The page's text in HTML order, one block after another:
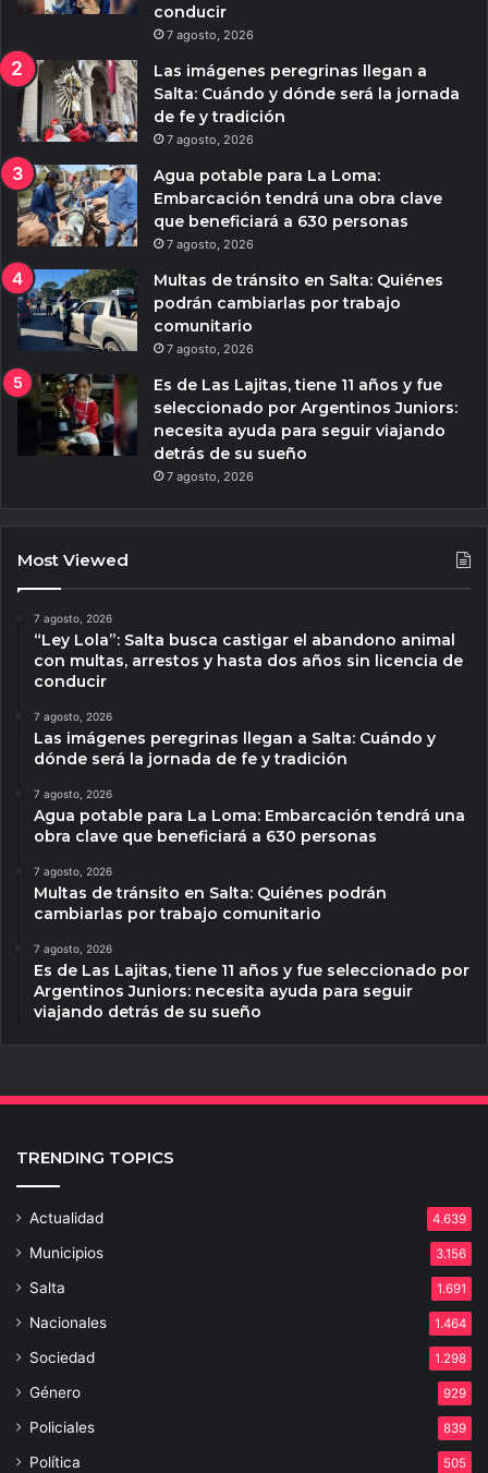
conducir
7 agosto, 2026
Las imágenes peregrinas llegan a
Salta: Cuándo y dónde será la jornada
de fe y tradición
7 agosto, 2026
Agua potable para La Loma:
Embarcación tendrá una obra clave
que beneficiará a 630 personas
7 agosto, 2026
Multas de tránsito en Salta: Quiénes
podrán cambiarlas por trabajo
comunitario
7 agosto, 2026
Es de Las Lajitas, tiene 11 años y fue
seleccionado por Argentinos Juniors:
necesita ayuda para seguir viajando
detrás de su sueño
7 agosto, 2026
Most Viewed
7 agosto, 2026
“Ley Lola”: Salta busca castigar el abandono animal
con multas, arrestos y hasta dos años sin licencia de
conducir
7 agosto, 2026
Las imágenes peregrinas llegan a Salta: Cuándo y
dónde será la jornada de fe y tradición
7 agosto, 2026
Agua potable para La Loma: Embarcación tendrá una
obra clave que beneficiará a 630 personas
7 agosto, 2026
Multas de tránsito en Salta: Quiénes podrán
cambiarlas por trabajo comunitario
7 agosto, 2026
Es de Las Lajitas, tiene 11 años y fue seleccionado por
Argentinos Juniors: necesita ayuda para seguir
viajando detrás de su sueño
TRENDING TOPICS
Actualidad 4.639
Municipios 3.156
Salta 1.691
Nacionales 1.464
Sociedad 1.298
Género 929
Policiales 839
Política 505